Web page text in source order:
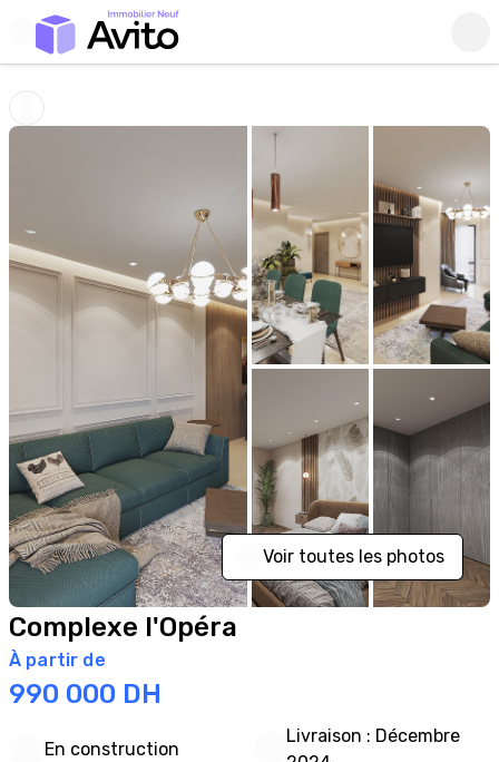
Voir toutes les photos
Complexe l'Opéra
À partir de
990 000 DH
En construction
Livraison : Décembre